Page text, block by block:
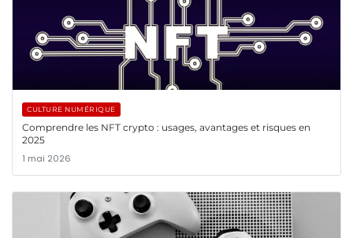
CULTURE NUMÉRIQUE
Comprendre les NFT crypto : usages, avantages et risques en
2025
1 mai 2026